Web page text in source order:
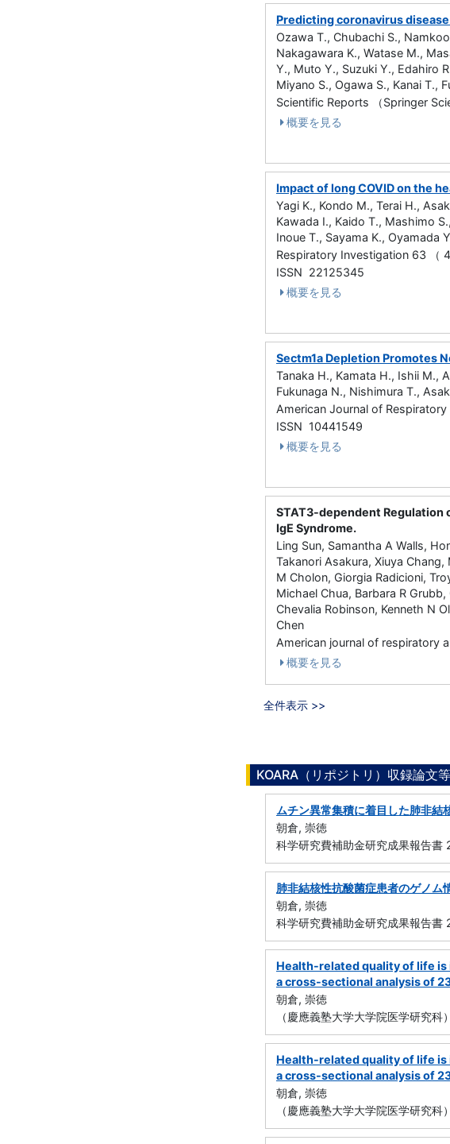
Predicting coronavirus
Ozawa T., Chubachi S.,
Nakagawara K., Watase M.,
Y., Muto Y., Suzuki Y., Edahiro
Miyano S., Ogawa S., Kanai T.,
Scientific Reports （Springer
概要を見る
Impact of long COVID on the
Yagi K., Kondo M., Terai H.,
Kawada I., Kaido T., Mashimo
Inoue T., Sayama K., Oyamada
Respiratory Investigation 63 （
ISSN 22125345
概要を見る
Sectm1a Depletion Promotes
Tanaka H., Kamata H., Ishii M.,
Fukunaga N., Nishimura T.,
American Journal of
ISSN 10441549
概要を見る
STAT3-dependent Regulation
IgE Syndrome.
Ling Sun, Samantha A Walls,
Takanori Asakura, Xiuya
M Cholon, Giorgia Radicioni,
Michael Chua, Barbara R
Chevalia Robinson, Kenneth N
Chen
American journal of respiratory
概要を見る
全件表示 >>
KOARA（リポジトリ）収録論文等
ムチン異常集積に着目した肺非結
朝倉, 崇徳
科学研究費補助金研究成果報告書
肺非結核性抗酸菌症患者のゲノム
朝倉, 崇徳
科学研究費補助金研究成果報告書
Health-related quality of life is
a cross-sectional analysis of
朝倉, 崇徳
（慶應義塾大学大学院医学研究
Health-related quality of life is
a cross-sectional analysis of
朝倉, 崇徳
（慶應義塾大学大学院医学研究